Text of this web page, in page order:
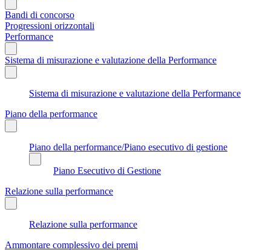
Bandi di concorso
Progressioni orizzontali
Performance
Sistema di misurazione e valutazione della Performance
Sistema di misurazione e valutazione della Performance
Piano della performance
Piano della performance/Piano esecutivo di gestione
Piano Esecutivo di Gestione
Relazione sulla performance
Relazione sulla performance
Ammontare complessivo dei premi